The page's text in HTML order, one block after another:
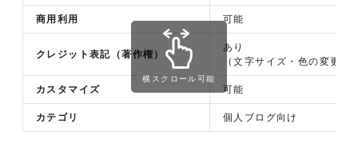
商用利用 可能
クレジット表記（著作権）
あり
（文字サイズ・色の変更は
カスタマイズ 可能
カテゴリ 個人ブログ向け
横スクロール可能